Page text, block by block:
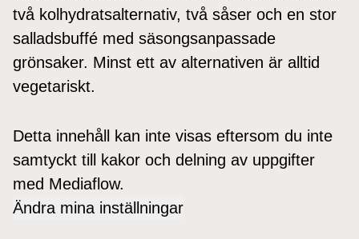
två kolhydratsalternativ, två såser och en stor
salladsbuffé med säsongsanpassade
grönsaker. Minst ett av alternativen är alltid
vegetariskt.
Detta innehåll kan inte visas eftersom du inte
samtyckt till kakor och delning av uppgifter
med Mediaflow.
Ändra mina inställningar